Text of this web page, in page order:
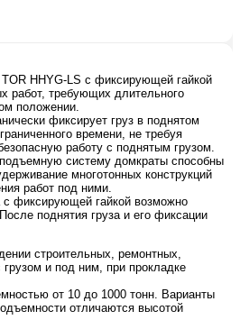
HHYG-LS с фиксирующей гайкой
работ, требующих длительного
положении.
фиксирует груз в поднятом
времени, не требуя
работу с поднятым грузом.
систему домкраты способны
многотонных конструкций
работ под ними.
с фиксирующей гайкой возможно
поднятия груза и его фиксации
строительных, ремонтных,
грузом и под ним, при прокладке
от 10 до 1000 тонн. Варианты
отличаются высотой